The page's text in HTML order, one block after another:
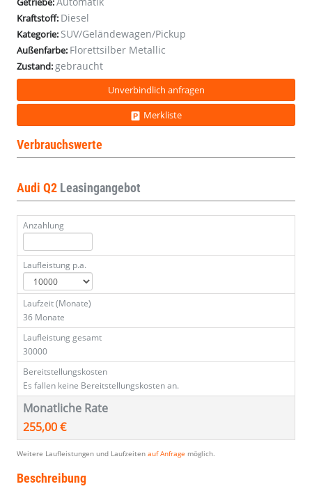
Kraftstoff: Diesel
Kategorie: SUV/Geländewagen/Pickup
Außenfarbe: Florettsilber Metallic
Zustand:gebraucht
Unverbindlich anfragen
Merkliste
Verbrauchswerte
Audi Q2 Leasingangebot
Anzahlung
Laufleistung p.a.
Laufzeit (Monate)
36 Monate
Laufleistung gesamt
30000
Bereitstellungskosten
Es fallen keine Bereitstellungskosten an.
Monatliche Rate
255,00 €
Weitere Laufleistungen und Laufzeiten auf Anfrage möglich.
Beschreibung